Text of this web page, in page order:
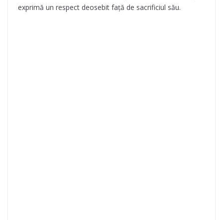
exprimă un respect deosebit față de sacrificiul său.